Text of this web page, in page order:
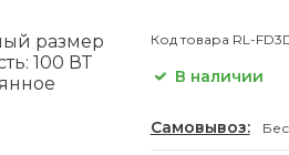
размер
100 ВТ
Код товара RL-
В наличии
Самовывоз: